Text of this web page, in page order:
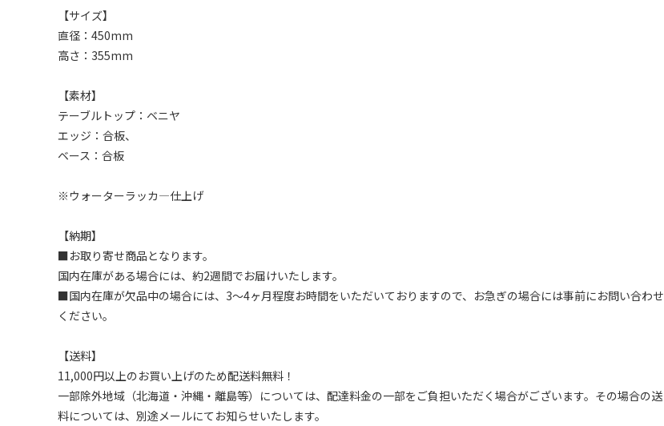
【サイズ】
直径：450mm
高さ：355mm
【素材】
テーブルトップ：ベニヤ
エッジ：合板、
ベース：合板
※ウォーターラッカ―仕上げ
【納期】
■お取り寄せ商品となります。
国内在庫がある場合には、約2週間でお届けいたします。
■国内在庫が欠品中の場合には、3～4ヶ月程度お時間をいただいておりますので、お急ぎの場合には事前にお問い合わせ
ください。
【送料】
11,000円以上のお買い上げのため配送料無料！
一部除外地域（北海道・沖縄・離島等）については、配達料金の一部をご負担いただく場合がございます。その場合の送
料については、別途メールにてお知らせいたします。